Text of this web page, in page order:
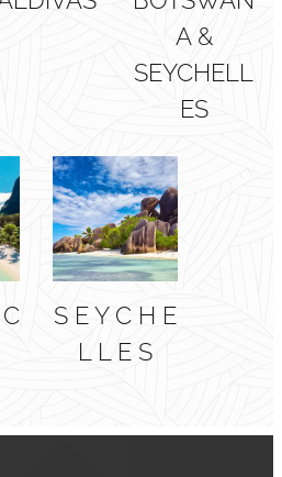
A &
SEYCHELL
ES
S E Y C H E
L L E S